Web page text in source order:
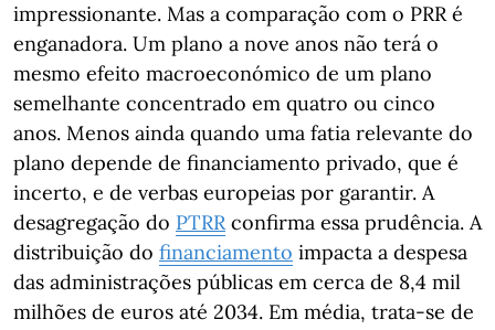
impressionante. Mas a comparação com o PRR é
enganadora. Um plano a nove anos não terá o
mesmo efeito macroeconómico de um plano
semelhante concentrado em quatro ou cinco
anos. Menos ainda quando uma fatia relevante do
plano depende de financiamento privado, que é
incerto, e de verbas europeias por garantir. A
desagregação do PTRRconfirma essa prudência. A
distribuição do financiamento impacta a despesa
das administrações públicas em cerca de 8,4 mil
milhões de euros até 2034. Em média, trata-se de